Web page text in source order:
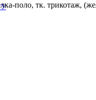
поло, тк. трикотаж,